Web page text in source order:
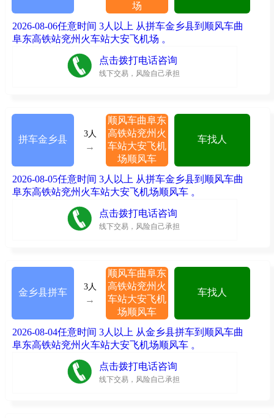
场
2026-08-06任意时间 3人以上 从拼车金乡县到顺风车曲
阜东高铁站兖州火车站大安飞机场 。
点击拨打电话咨询
线下交易，风险自己承担
拼车金乡县
3人
→
顺风车曲阜东
高铁站兖州火
车站大安飞机
场顺风车
车找人
2026-08-05任意时间 3人以上 从拼车金乡县到顺风车曲
阜东高铁站兖州火车站大安飞机场顺风车 。
点击拨打电话咨询
线下交易，风险自己承担
金乡县拼车
3人
→
顺风车曲阜东
高铁站兖州火
车站大安飞机
场顺风车
车找人
2026-08-04任意时间 3人以上 从金乡县拼车到顺风车曲
阜东高铁站兖州火车站大安飞机场顺风车 。
点击拨打电话咨询
线下交易，风险自己承担